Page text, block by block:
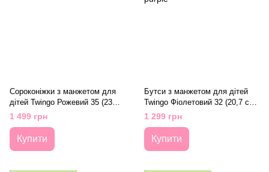
Сороконіжки з манжетом для
дітей Twingo Рожевий 35 (23
см) Код: SAHT 610M pink
1 499 грн
Купити
Бутси з манжетом для дітей
Twingo Фіолетовий 32 (20,7 см)
Код: KRA 585m purple
1 299 грн
Купити